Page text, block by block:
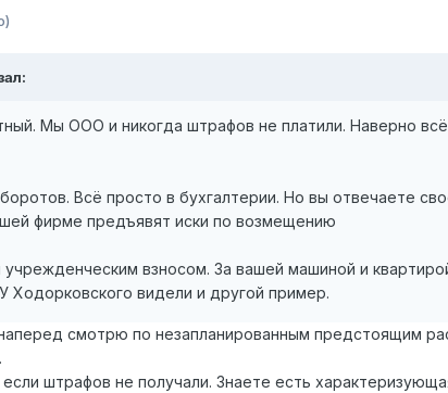
Мы ООО и никогда штрафов не платили. Наверно
Всё просто в бухгалтерии. Но вы отвечаете
фирме предъявят иски по возмещению
взносом. За вашей машиной и
Ходорковского видели и другой пример.
смотрю по незапланированным предстоящим
штрафов не получали. Знаете есть